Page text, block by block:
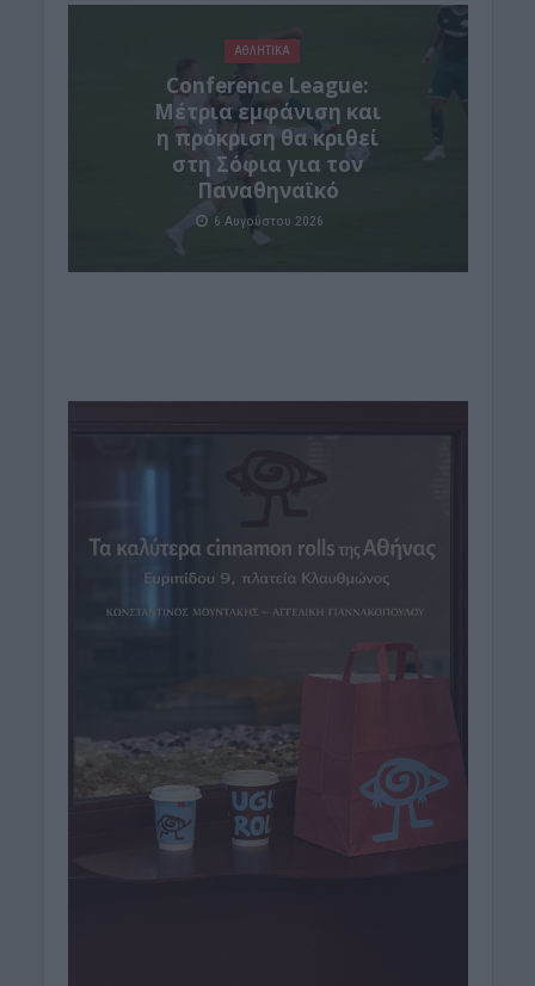
ΑΘΛΗΤΙΚΑ
Conference League:
Μέτρια εμφάνιση και
η πρόκριση θα κριθεί
στη Σόφια για τον
Παναθηναϊκό
6 Αυγούστου 2026